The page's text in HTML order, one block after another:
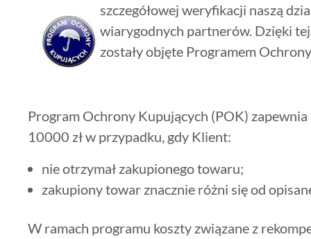
szczegółowej weryfikacji naszą
wiarygodnych partnerów. Dzięki
zostały objęte Programem
Program Ochrony Kupujących (POK)
10000 zł w przypadku, gdy Klient:
nie otrzymał zakupionego towaru;
zakupiony towar znacznie różni się od
W ramach programu koszty związane z